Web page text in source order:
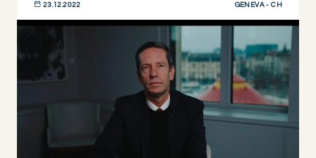
23.12.2022 GENEVA - CH